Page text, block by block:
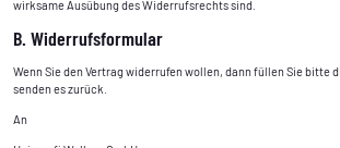
wirksame Ausübung des Widerrufsrechts sind.
B. Widerrufsformular
Wenn Sie den Vertrag widerrufen wollen, dann füllen Sie bitte
senden es zurück.
An